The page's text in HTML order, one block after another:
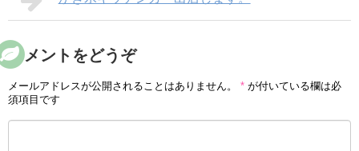
コメントをどうぞ
メールアドレスが公開されることはありません。 * が付いている欄は必
須項目です